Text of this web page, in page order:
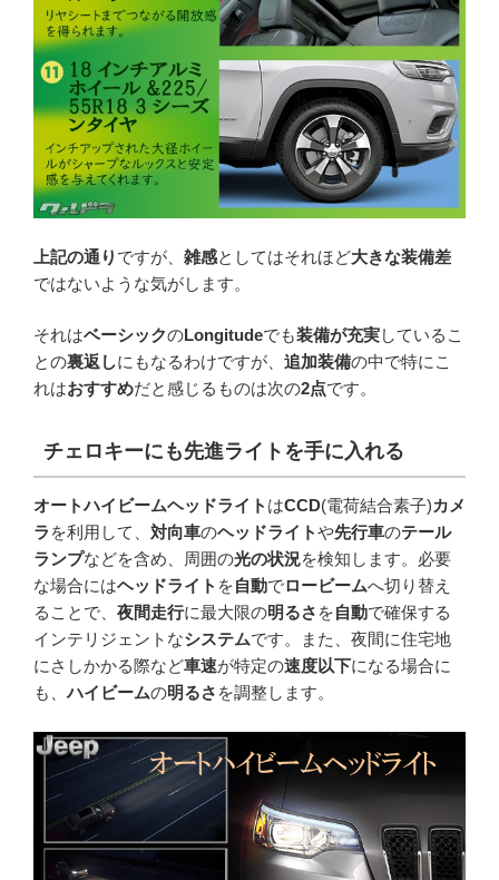
上記の通り ですが、 雑感としてはそれほど大きな装備差
ではないような気がします。
それはベーシックのLongitudeでも装備が充実しているこ
との裏返しにもなるわけですが、 追加装備の中で特にこ
れはおすすめだと感じるものは次の2点です。
チェロキーにも先進ライトを手に入れる
オートハイビームヘッドライト はCCD(電荷結合素子)カメ
ラを利用して、 対向車のヘッドライトや先行車のテール
ランプなどを含め、周囲の光の状況を検知します。必要
な場合にはヘッドライト を自動でロービームへ切り替え
ることで、 夜間走行に最大限の明るさ を自動で確保する
インテリジェントなシステムです。また、夜間に住宅地
にさしかかる際など車速が特定の速度以下になる場合に
も、ハイビームの明るさ を調整します。